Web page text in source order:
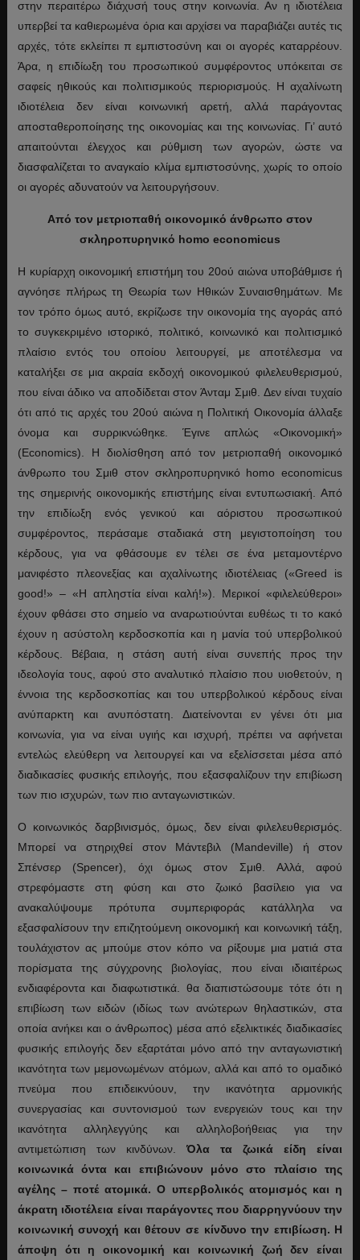
στην περαιτέρω διάχυσή τους στην κοινωνία. Αν η ιδιοτέλεια
υπερβεί τα καθιερωμένα όρια και αρχίσει να παραβιάζει αυτές τις
αρχές, τότε εκλείπει π εμπιστοσύνη και οι αγορές καταρρέουν.
Άρα, η επιδίωξη του προσωπικού συμφέροντος υπόκειται σε
σαφείς ηθικούς και πολιτισμικούς περιορισμούς. Η αχαλίνωτη
ιδιοτέλεια δεν είναι κοινωνική αρετή, αλλά παράγοντας
αποσταθεροποίησης της οικονομίας και της κοινωνίας. Γι’ αυτό
απαιτούνται έλεγχος και ρύθμιση των αγορών, ώστε να
διασφαλίζεται το αναγκαίο κλίμα εμπιστοσύνης, χωρίς το οποίο
οι αγορές αδυνατούν να λειτουργήσουν.
Από τον μετριοπαθή οικονομικό άνθρωπο στον
σκληροπυρηνικό homo economicus
Η κυρίαρχη οικονομική επιστήμη του 20ού αιώνα υποβάθμισε ή
αγνόησε πλήρως τη Θεωρία των Ηθικών Συναισθημάτων. Με
τον τρόπο όμως αυτό, εκρίζωσε την οικονομία της αγοράς από
το συγκεκριμένο ιστορικό, πολιτικό, κοινωνικό και πολιτισμικό
πλαίσιο εντός του οποίου λειτουργεί, με αποτέλεσμα να
καταλήξει σε μια ακραία εκδοχή οικονομικού φιλελευθερισμού,
που είναι άδικο να αποδίδεται στον Άνταμ Σμιθ. Δεν είναι τυχαίο
ότι από τις αρχές του 20ού αιώνα η Πολιτική Οικονομία άλλαξε
όνομα και συρρικνώθηκε. Έγινε απλώς «Οικονομική»
(Economics). Η διολίσθηση από τον μετριοπαθή οικονομικό
άνθρωπο του Σμιθ στον σκληροπυρηνικό homo economicus
της σημερινής οικονομικής επιστήμης είναι εντυπωσιακή. Από
την επιδίωξη ενός γενικού και αόριστου προσωπικού
συμφέροντος, περάσαμε σταδιακά στη μεγιστοποίηση του
κέρδους, για να φθάσουμε εν τέλει σε ένα μεταμοντέρνο
μανιφέστο πλεονεξίας και αχαλίνωτης ιδιοτέλειας («Greed is
good!» – «Η απληστία είναι καλή!»). Μερικοί «φιλελεύθεροι»
έχουν φθάσει στο σημείο να αναρωτιούνται ευθέως τι το κακό
έχουν η ασύστολη κερδοσκοπία και η μανία τού υπερβολικού
κέρδους. Βέβαια, η στάση αυτή είναι συνεπής προς την
ιδεολογία τους, αφού στο αναλυτικό πλαίσιο που υιοθετούν, η
έννοια της κερδοσκοπίας και του υπερβολικού κέρδους είναι
ανύπαρκτη και ανυπόστατη. Διατείνονται εν γένει ότι μια
κοινωνία, για να είναι υγιής και ισχυρή, πρέπει να αφήνεται
εντελώς ελεύθερη να λειτουργεί και να εξελίσσεται μέσα από
διαδικασίες φυσικής επιλογής, που εξασφαλίζουν την επιβίωση
των πιο ισχυρών, των πιο ανταγωνιστικών.
Ο κοινωνικός δαρβινισμός, όμως, δεν είναι φιλελευθερισμός.
Μπορεί να στηριχθεί στον Μάντεβιλ (Mandeville) ή στον
Σπένσερ (Spencer), όχι όμως στον Σμιθ. Αλλά, αφού
στρεφόμαστε στη φύση και στο ζωικό βασίλειο για να
ανακαλύψουμε πρότυπα συμπεριφοράς κατάλληλα να
εξασφαλίσουν την επιζητούμενη οικονομική και κοινωνική τάξη,
τουλάχιστον ας μπούμε στον κόπο να ρίξουμε μια ματιά στα
πορίσματα της σύγχρονης βιολογίας, που είναι ιδιαιτέρως
ενδιαφέροντα και διαφωτιστικά. θα διαπιστώσουμε τότε ότι η
επιβίωση των ειδών (ιδίως των ανώτερων θηλαστικών, στα
οποία ανήκει και ο άνθρωπος) μέσα από εξελικτικές διαδικασίες
φυσικής επιλογής δεν εξαρτάται μόνο από την ανταγωνιστική
ικανότητα των μεμονωμένων ατόμων, αλλά και από το ομαδικό
πνεύμα που επιδεικνύουν, την ικανότητα αρμονικής
συνεργασίας και συντονισμού των ενεργειών τους και την
ικανότητα αλληλεγγύης και αλληλοβοήθειας για την
αντιμετώπιση των κινδύνων. Όλα τα ζωικά είδη είναι
κοινωνικά όντα και επιβιώνουν μόνο στο πλαίσιο της
αγέλης – ποτέ ατομικά. Ο υπερβολικός ατομισμός και η
άκρατη ιδιοτέλεια είναι παράγοντες που διαρρηγνύουν την
κοινωνική συνοχή και θέτουν σε κίνδυνο την επιβίωση. Η
άποψη ότι η οικονομική και κοινωνική ζωή δεν είναι